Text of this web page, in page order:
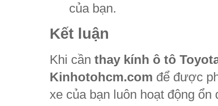
của bạn.
Kết luận
Khi cần thay kính ô tô
Kinhotohcm.com để được
xe của bạn luôn hoạt động